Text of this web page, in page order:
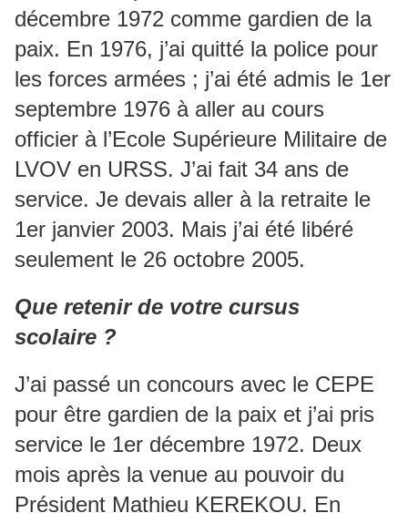
décembre 1972 comme gardien de la
paix. En 1976, j’ai quitté la police pour
les forces armées ; j’ai été admis le 1er
septembre 1976 à aller au cours
officier à l’Ecole Supérieure Militaire de
LVOV en URSS. J’ai fait 34 ans de
service. Je devais aller à la retraite le
1er janvier 2003. Mais j’ai été libéré
seulement le 26 octobre 2005.
Que retenir de votre cursus
scolaire ?
J’ai passé un concours avec le CEPE
pour être gardien de la paix et j’ai pris
service le 1er décembre 1972. Deux
mois après la venue au pouvoir du
Président Mathieu KEREKOU. En